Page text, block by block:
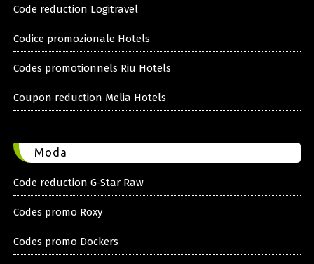
Code reduction Logitravel
Codice promozionale Hotels
Codes promotionnels Riu Hotels
Coupon reduction Melia Hotels
Moda
Code reduction G-Star Raw
Codes promo Roxy
Codes promo Dockers